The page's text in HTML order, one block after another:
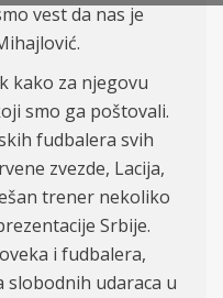
vest da nas je
kako za njegovu
smo ga poštovali.
fudbalera svih
zvezde, Lacija,
trener nekoliko
Srbije.
i fudbalera,
slobodnih udaraca u